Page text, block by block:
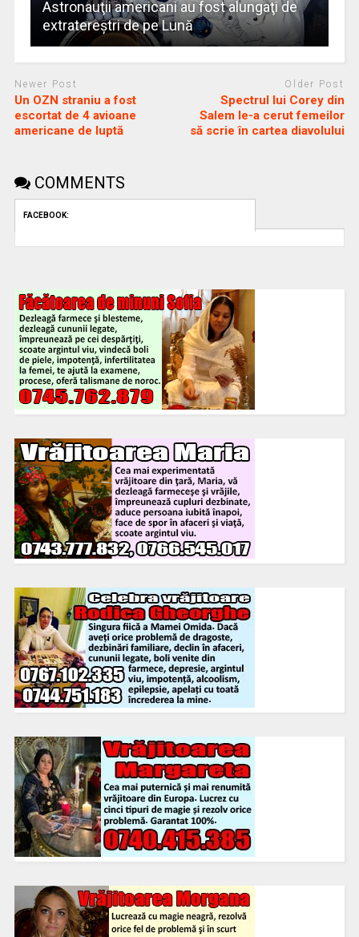
Astronauţii americani au fost alungaţi de
extratereştri de pe Lună
Newer Post
Un OZN straniu a fost
escortat de 4 avioane
americane de luptă
Older Post
Spectrul lui Corey din
Salem le-a cerut femeilor
să scrie în cartea diavolului
COMMENTS
FACEBOOK: